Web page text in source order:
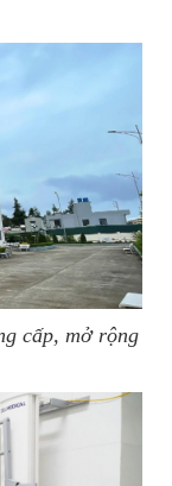
cấp, mở rộng